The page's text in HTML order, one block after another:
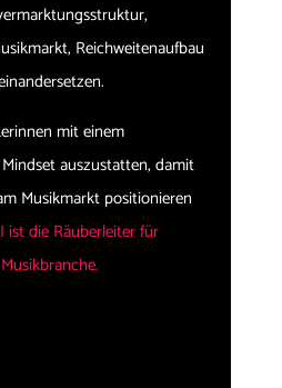
Reichweitenaufbau
mit einem
auszustatten, damit
Musikmarkt positionieren
ist die Räuberleiter für